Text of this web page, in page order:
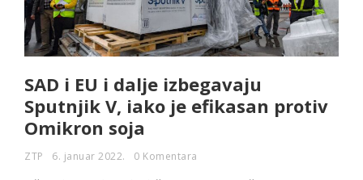
SAD i EU i dalje izbegavaju
Sputnjik V, iako je efikasan protiv
Omikron soja
ZTP 6. januar 2022. 0 Komentara